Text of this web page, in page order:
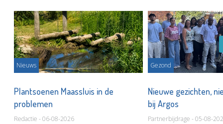
Nieuws
Plantsoenen Maassluis in de
problemen
Redactie - 06-08-2026
Gezond
Nieuwe gezichten,
bij Argos
Partnerbijdrage - 05-08-